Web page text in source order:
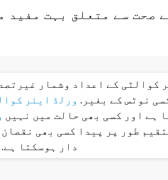
صحت سے متعلق بہت مفید
کوالٹی کے اعداد وشمار
نوٹس کے بغیر. ورلڈ ایئر
ہے اور کسی بھی حالت میں نہیں
طور پر پیدا کسی بھی
دار ہوسکتا ہے.